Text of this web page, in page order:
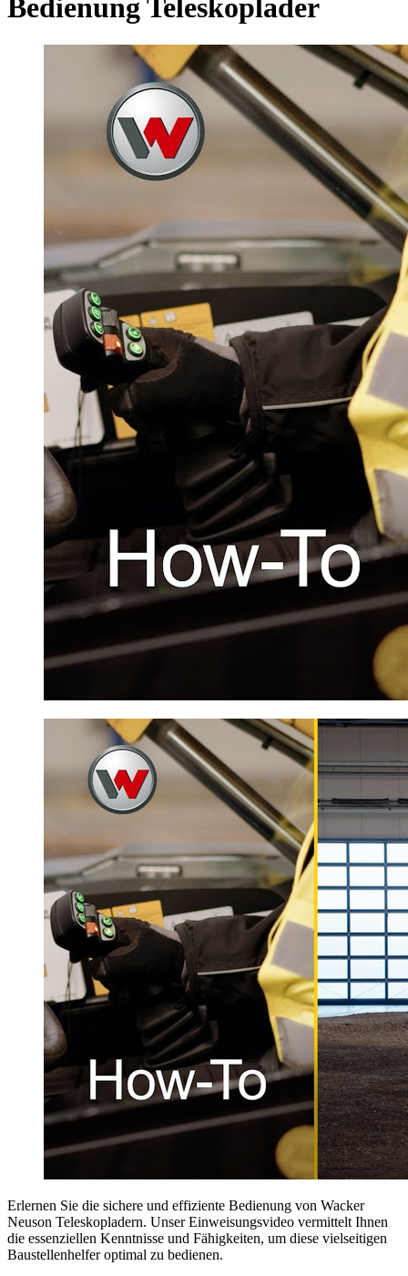
Bedienung Teleskoplader
Erlernen Sie die sichere und effiziente Bedienung von Wacker
Neuson Teleskopladern. Unser Einweisungsvideo vermittelt Ihnen
die essenziellen Kenntnisse und Fähigkeiten, um diese vielseitigen
Baustellenhelfer optimal zu bedienen.